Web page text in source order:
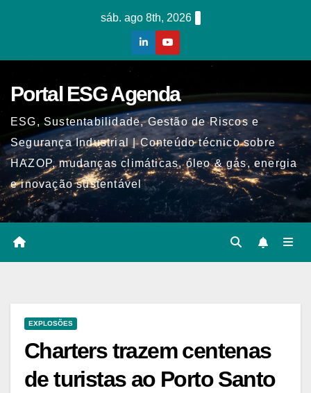
sáb. ago 8th, 2026
Portal ESG Agenda
ESG, Sustentabilidade, Gestão de Riscos e
Segurança Industrial | Conteúdo técnico sobre
HAZOP, mudanças climáticas, óleo & gás, energia
e inovação sustentável
EXPLOSÕES
Charters trazem centenas
de turistas ao Porto Santo